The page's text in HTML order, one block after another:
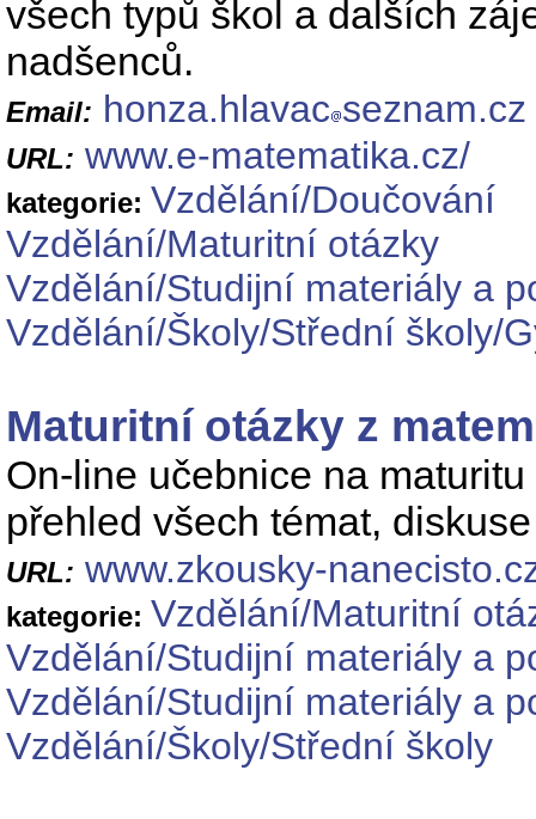
všech typů škol a dalších
nadšenců.
Email: honza.hlavac seznam.cz
URL: www.e-matematika.cz/
kategorie: Vzdělání/Doučování
Vzdělání/Maturitní otázky
Vzdělání/Studijní materiály a
Vzdělání/Školy/Střední školy/
Maturitní otázky z
On-line učebnice na
přehled všech témat,
URL: www.zkousky-
kategorie: Vzdělání/Maturitní
Vzdělání/Studijní materiály a
Vzdělání/Studijní materiály a
Vzdělání/Školy/Střední školy